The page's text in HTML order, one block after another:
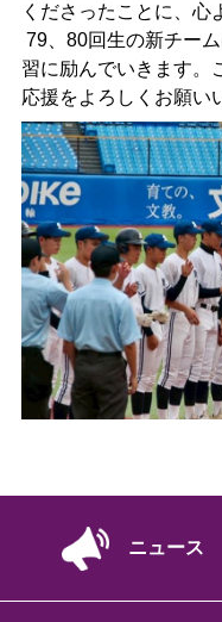
くださったことに、心
79、80回生の新チー
習に励んでいきます。
応援をよろしくお願い
ニュース